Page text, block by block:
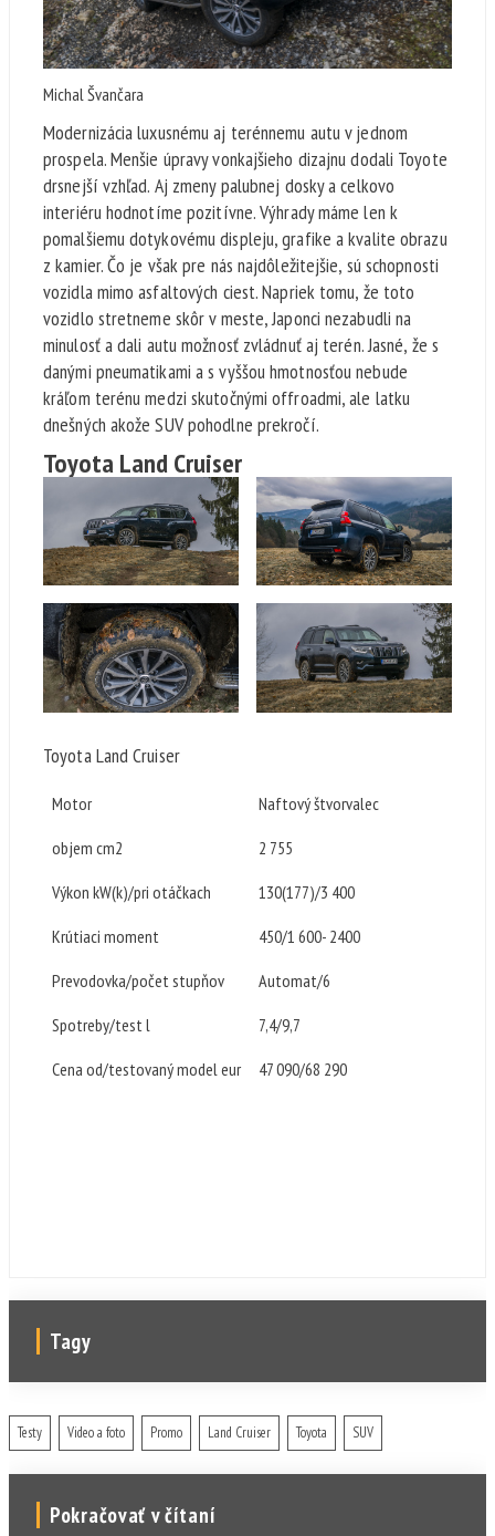
Michal Švančara
Modernizácia luxusnému aj terénnemu autu v jednom
prospela. Menšie úpravy vonkajšieho dizajnu dodali Toyote
drsnejší vzhľad. Aj zmeny palubnej dosky a celkovo
interiéru hodnotíme pozitívne. Výhrady máme len k
pomalšiemu dotykovému displeju, grafike a kvalite obrazu
z kamier. Čo je však pre nás najdôležitejšie, sú schopnosti
vozidla mimo asfaltových ciest. Napriek tomu, že toto
vozidlo stretneme skôr v meste, Japonci nezabudli na
minulosť a dali autu možnosť zvládnuť aj terén. Jasné, že s
danými pneumatikami a s vyššou hmotnosťou nebude
kráľom terénu medzi skutočnými offroadmi, ale latku
dnešných akože SUV pohodlne prekročí.
Toyota Land Cruiser
Toyota Land Cruiser
Motor
Naftový štvorvalec
objem cm2
2 755
Výkon kW(k)/pri otáčkach
130(177)/3 400
Krútiaci moment
450/1 600- 2400
Prevodovka/počet stupňov
Automat/6
Spotreby/test l
7,4/9,7
Cena od/testovaný model eur
47 090/68 290
Tagy
Testy Video a foto Promo Land Cruiser Toyota SUV
Pokračovať v čítaní